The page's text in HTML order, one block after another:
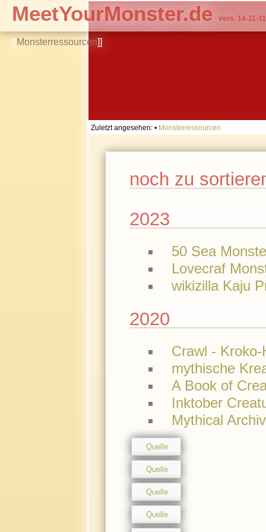
[[Monsterressourcen]]
MeetYourMonster.de vers. 14-11-11
Zuletzt angesehen: • Monsterressourcen
noch zu
2023
50 Sea
Lovecraf
wikizilla Kaju
2020
Crawl -
mythische
A Book of
Inktober
Mythical
Quelle
Quelle
Quelle
Quelle